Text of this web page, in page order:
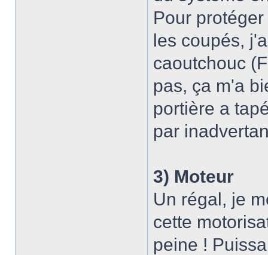
Pour
les coupés,
caoutchouc
pas, ça m'a
portière a
par
3) Moteur
Un régal, je
cette
peine !